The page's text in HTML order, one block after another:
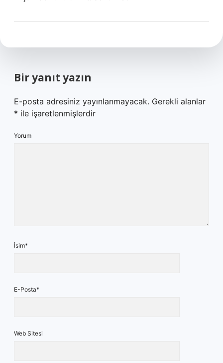
Bir yanıt yazın
E-posta adresiniz yayınlanmayacak. Gerekli alanlar
* ile işaretlenmişlerdir
Yorum
İsim*
E-Posta*
Web Sitesi